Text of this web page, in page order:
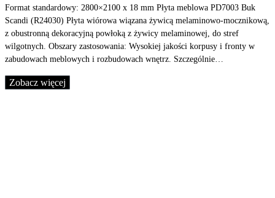
Format standardowy: 2800×2100 x 18 mm Płyta meblowa PD7003 Buk
Scandi (R24030) Płyta wiórowa wiązana żywicą melaminowo-mocznikową,
z obustronną dekoracyjną powłoką z żywicy melaminowej, do stref
wilgotnych. Obszary zastosowania: Wysokiej jakości korpusy i fronty w
zabudowach meblowych i rozbudowach wnętrz. Szczególnie…
Zobacz więcej